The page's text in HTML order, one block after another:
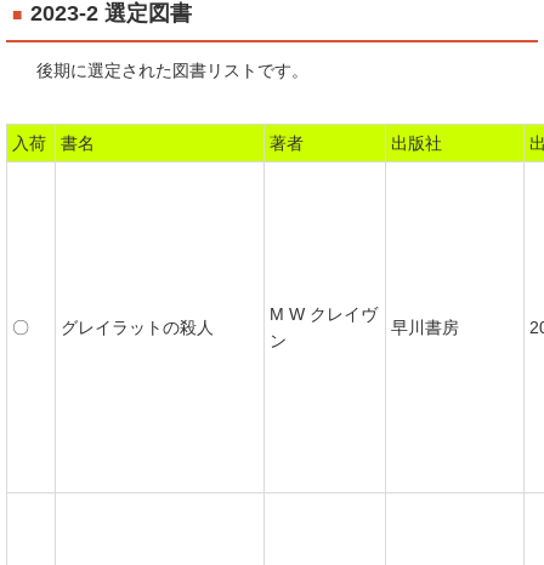
2023-2 選定図書
後期に選定された図書リストです。
入荷 書名 著者 出版社
〇 グレイラットの殺人
M W クレイヴ
ン
早川書房